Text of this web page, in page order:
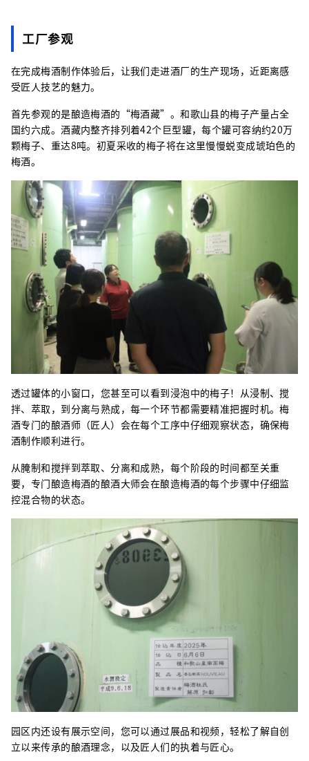
工厂参观
在完成梅酒制作体验后，让我们走进酒厂的生产现场，近距离感
受匠人技艺的魅力。
首先参观的是酿造梅酒的“梅酒藏”。和歌山县的梅子产量占全
国约六成。酒藏内整齐排列着42个巨型罐，每个罐可容纳约20万
颗梅子、重达8吨。初夏采收的梅子将在这里慢慢蜕变成琥珀色的
梅酒。
透过罐体的小窗口，您甚至可以看到浸泡中的梅子！从浸制、搅
拌、萃取，到分离与熟成，每一个环节都需要精准把握时机。梅
酒专门的酿酒师（匠人）会在每个工序中仔细观察状态，确保梅
酒制作顺利进行。
从腌制和搅拌到萃取、分离和成熟，每个阶段的时间都至关重
要，专门酿造梅酒的酿酒大师会在酿造梅酒的每个步骤中仔细监
控混合物的状态。
园区内还设有展示空间，您可以通过展品和视频，轻松了解自创
立以来传承的酿酒理念，以及匠人们的执着与匠心。